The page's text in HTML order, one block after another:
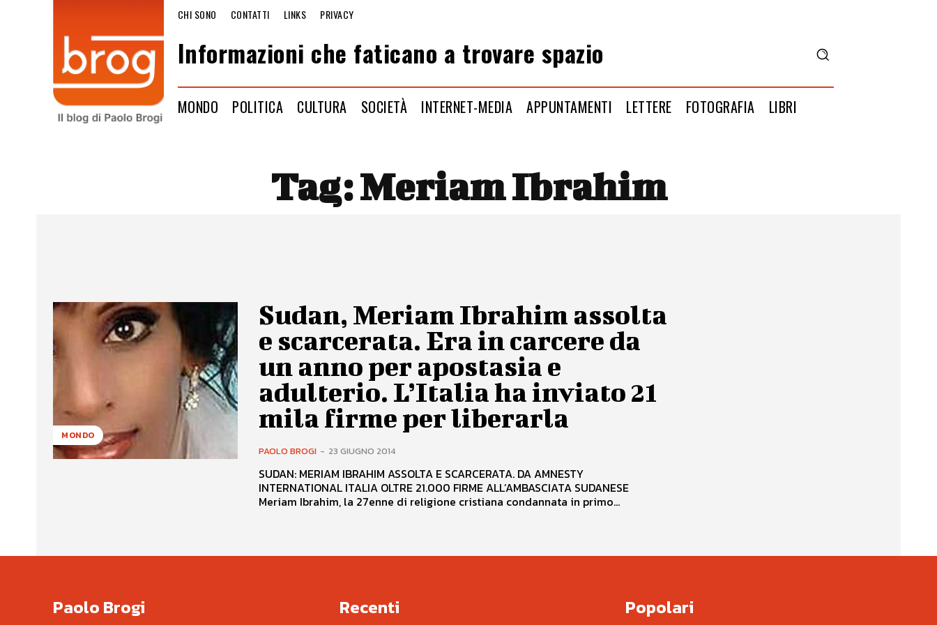
CHI SONO CONTATTI LINKS PRIVACY
Informazioni che faticano a trovare spazio
MONDO POLITICA CULTURA SOCIETÀ INTERNET-MEDIA APPUNTAMENTI LETTERE FOTOGRAFIA LIBRI
Tag:Meriam Ibrahim
MONDO
Sudan, Meriam Ibrahim assolta
e scarcerata. Era in carcere da
un anno per apostasia e
adulterio. L’Italia ha inviato 21
mila firme per liberarla
PAOLO BROGI - 23 GIUGNO 2014
SUDAN: MERIAM IBRAHIM ASSOLTA E SCARCERATA. DA AMNESTY
INTERNATIONAL ITALIA OLTRE 21.000 FIRME ALL’AMBASCIATA SUDANESE
Meriam Ibrahim, la 27enne di religione cristiana condannata in primo...
Paolo Brogi Recenti Popolari